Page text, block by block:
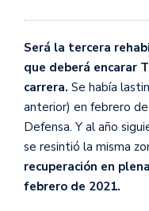
Será la tercera
que deberá encarar
carrera. Se había
anterior) en febrero
Defensa. Y al año
se resintió la misma
recuperación en
febrero de 2021.